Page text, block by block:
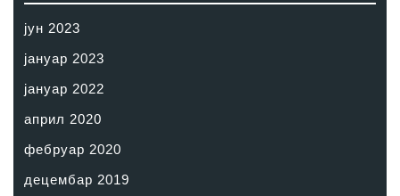
јун 2023
јануар 2023
јануар 2022
април 2020
фебруар 2020
децембар 2019